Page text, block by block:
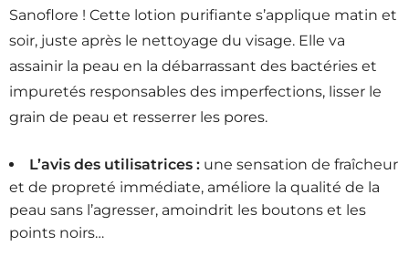
Sanoflore ! Cette lotion purifiante s’applique matin et
soir, juste après le nettoyage du visage. Elle va
assainir la peau en la débarrassant des bactéries et
impuretés responsables des imperfections, lisser le
grain de peau et resserrer les pores.
L’avis des utilisatrices : une sensation de fraîcheur
et de propreté immédiate, améliore la qualité de la
peau sans l’agresser, amoindrit les boutons et les
points noirs…